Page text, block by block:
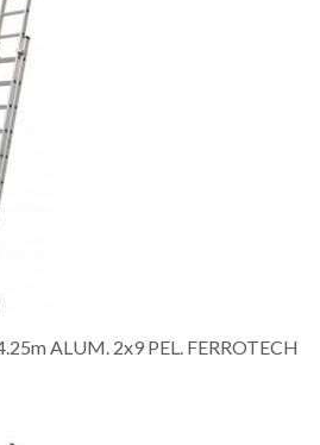
ALUM. 2x9 PEL. FERROTECH